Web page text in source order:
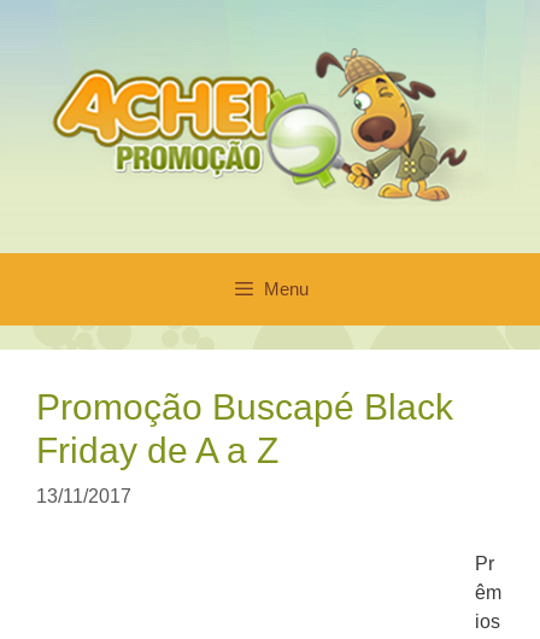
conteúdo
Menu
Promoção Buscapé Black
Friday de A a Z
13/11/2017
Pr
êm
ios